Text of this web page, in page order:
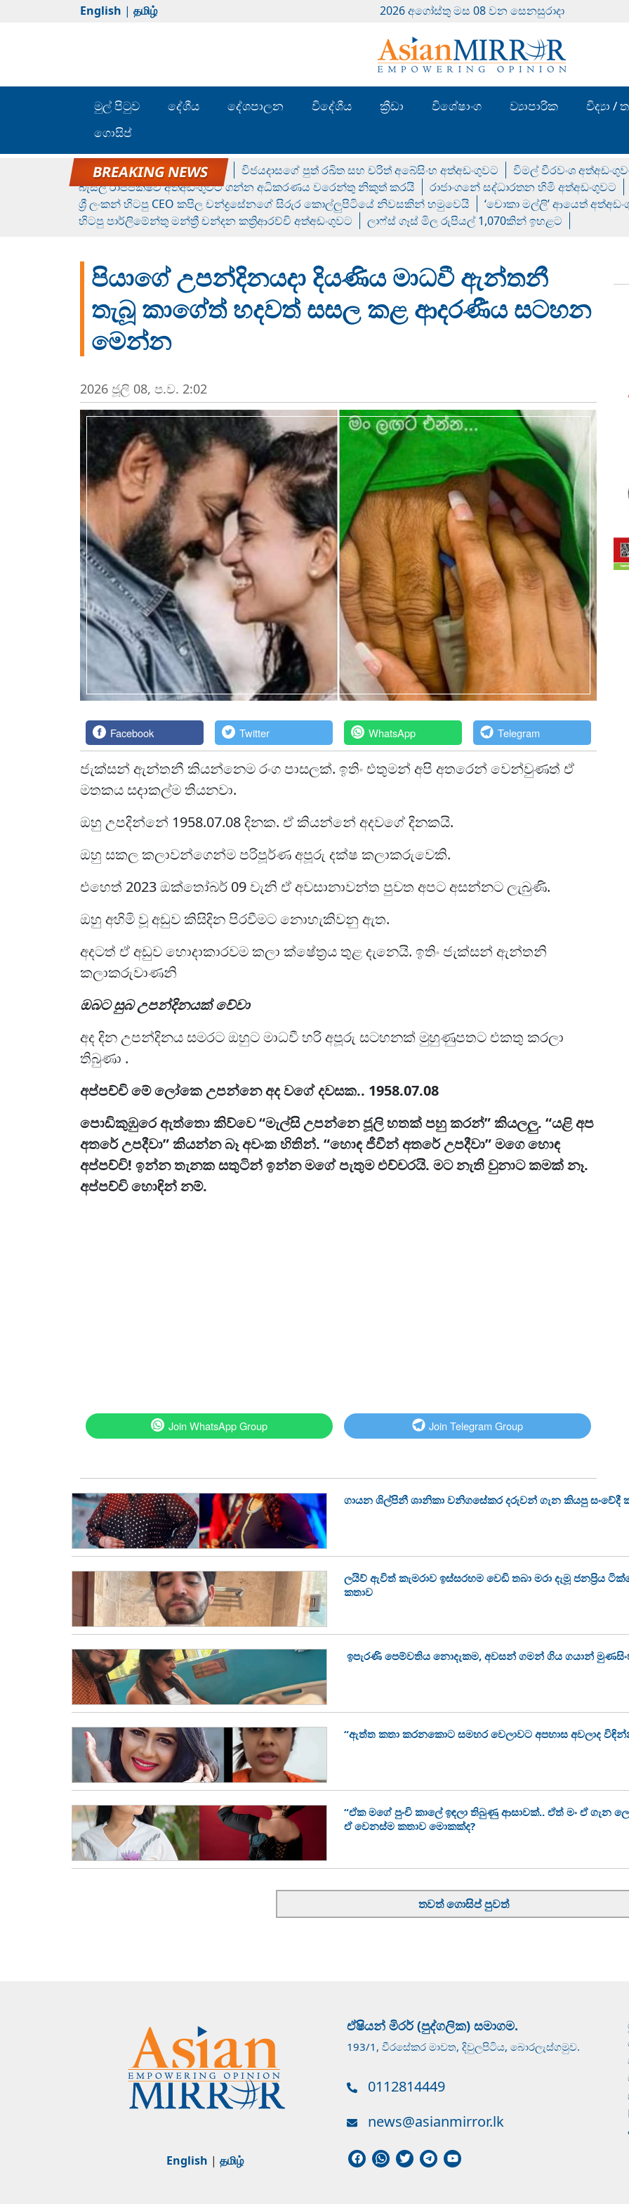
English | தமிழ் 2026 අගෝස්‍තු මස 08 වන සෙනසුරාදා
මුල් පිටුව දේශීය දේශපාලන විදේශීය ක්‍රීඩා විශේෂාංග ව්‍යාපාරික
විද්‍යා /
ගොසිප්
රන් ගෙනා රුමේෂ්ගේ හෙල්ලය විජයදාසගේ පුත් රඛිත සහ චරිත් අබේසිංහ අත්අඩංගුවට
විමල් වීරවංශ
බැසිල් රාජපක්ෂව අත්අඩංගුවට ගන්න අධිකරණය වරෙන්තු නිකුත් කරයි
රාජාංගනේ සද්ධාරතන හිමි අත්අඩංගුවට
ශ්‍රී ලංකන් හිටපු CEO කපිල චන්ද්‍රසේනගේ සිරුර කොල්ලුපිටියේ නිවසකින් හමුවෙයි
‘චොකා මල්ලි’ ආයෙත්
හිටපු පාර්ලිමේන්තු මන්ත්‍රී චන්දන කත්‍රිආරච්චි අත්අඩංගුවට
ලාෆ්ස් ගෑස් මිල රුපියල් 1,070කින් ඉහළට
පියාගේ උපන්දිනයදා දියණිය මාධවී ඇන්තනී
තැබූ කාගේත් හදවත් සසල කළ ආදරණීය සටහන
මෙන්න
2026 ජූලි 08, ප.ව. 2:02
Facebook Twitter WhatsApp Telegram
ජැක්සන් ඇන්තනී කියන්නෙම රංග පාසලක්. ඉතිං එතුමන් අපි අතරෙන් වෙන්වුණත් ඒ
මතකය සදාකල්ම තියනවා.
ඔහු උපදින්නේ 1958.07.08 දිනක. ඒ කියන්නේ අදවගේ දිනකයි.
ඔහු සකල කලාවන්ගෙන්ම පරිපූර්ණ අපූරු දක්ෂ කලාකරුවෙකි.
එහෙත් 2023 ඔක්තෝබර් 09 වැනි ඒ අවසානාවන්ත පුවත අපට අසන්නට ලැබුණි.
ඔහු අහිමි වූ අඩුව කිසිදින පිරවීමට නොහැකිවනු ඇත.
අදටත් ඒ අඩුව හොදාකාරවම කලා ක්ෂේත්‍රය තුළ දැනෙයි. ඉතිං ජැක්සන් ඇන්තනි
කලාකරුවාණනි
ඔබට සුබ උපන්දිනයක් වේවා
අද දින උපන්දිනය සමරට ඔහුට මාධවී හරි අපූරු සටහනක් මුහුණුපතට එකතු කරලා
තිබුණා .
අප්පච්චි මේ ලෝකෙ උපන්නෙ අද වගේ දවසක.. 1958.07.08
පොඩිකුඹුරෙ ඇත්තො කිව්වෙ “මැල්සි උපන්නෙ ජූලි හතක් පහු කරන්” කියලලු. “යළි අප
අතරේ උපදීවා” කියන්න බෑ අවංක හිතින්. “හොඳ ජීවීන් අතරේ උපදීවා” මගෙ හොඳ
අප්පච්චි! ඉන්න තැනක සතුටින් ඉන්න මගේ පැතුම එච්චරයි. මට නැති වුනාට කමක් නෑ.
අප්පච්චි හොඳින් නම්.
Join WhatsApp Group Join Telegram Group
ගායන ශිල්පිනී ශානිකා වනිගසේකර දරුවන් ගැන කියපු සංවේදී
ලයිව් ඇවිත් කැමරාව ඉස්සරහම වෙඩි තබා මරා දැමූ
කතාව
ඉපැරණි පෙම්වතිය නොදැකම, අවසන් ගමන් ගිය ගයාන්
“ඇත්ත කතා කරනකොට සමහර වෙලාවට අපහාස අවලාද
“ඒක මගේ පුංචි කාලේ ඉඳලා තිබුණු ආසාවක්.. ඒත් මං ඒ ගැන
ඒ වෙනස්ම කතාව මොකක්ද?
තවත් ගොසිප් පුවත්
English | தமிழ்
ඒෂියන් මිරර් (පුද්ගලික) සමාගම.
193/1, වීරසේකර මාවත, දිවුලපිටිය, බොරලැස්ගමුව.
0112814449
news@asianmirror.lk